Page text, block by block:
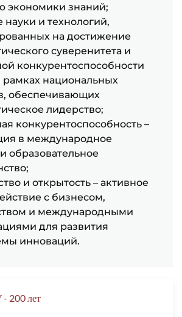
экономики знаний;
науки и технологий,
на достижение
суверенитета и
конкурентоспособности
рамках национальных
обеспечивающих
лидерство;
конкурентоспособность –
в международное
образовательное
и открытость – активное
с бизнесом,
и международными
для развития
инноваций.
200 лет